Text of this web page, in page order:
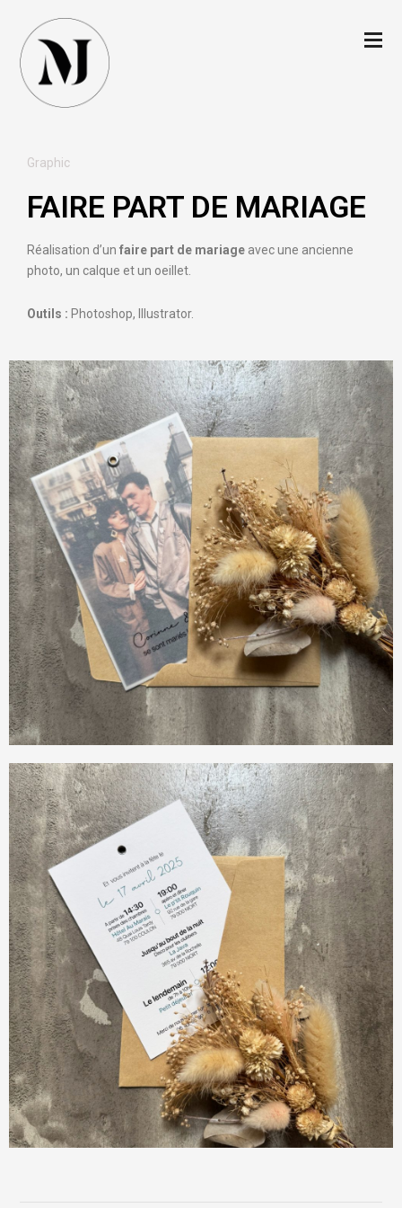
Graphic
FAIRE PART DE MARIAGE
Réalisation d’un faire part de mariage avec une ancienne
photo, un calque et un oeillet.
Outils : Photoshop, Illustrator.